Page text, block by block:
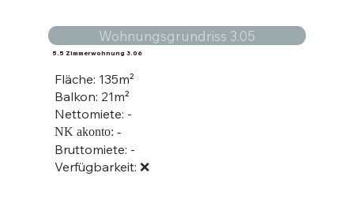
Wohnungsgrundriss 3.05
5.5 Zimmerwohnung 3.06
Fläche: 135m²
Balkon: 21m²
Nettomiete: -
NK akonto: -
Bruttomiete: -
Verfügbarkeit: ❌